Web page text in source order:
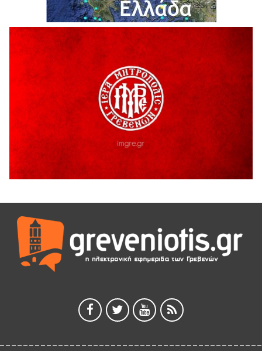
ΔΙΑΚΟΠΗ ΗΛΕΚΤΡΙΚΟΥ ΡΕΥΜΑΤΟΣ
6 Αυγούστου 2026
Ολοκληρώνεται η ασφαλτόστρωση της οδού Περιβόλι –
Αβδέλλα
H παραδοχή λαθών είναι (και) δύναμη
5 Αυγούστου 2026
Ο ΑΝΔΡΕΑΣ ΑΣΛΑΝΙΔΗΣ ΣΥΝΕΧΙΖΕΙ ΣΤΟΝ ΠΡΩΤΕΑ
ΓΡΕΒΕΝΩΝ
5 Αυγούστου 2026
Ευχαριστήριο Εκπολιτιστικού Συλλόγου Ταξιάρχη προς κ.
Παρασχάκη Αθανάσιο
5 Αυγούστου 2026
Η Marseaux στα Γρεβενά για μια μοναδική συναυλία
5 Αυγούστου 2026
5 Αυγούστου 2026